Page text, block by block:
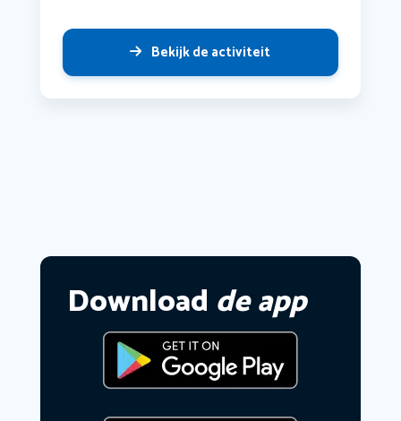
Bekijk de activiteit
Download de app